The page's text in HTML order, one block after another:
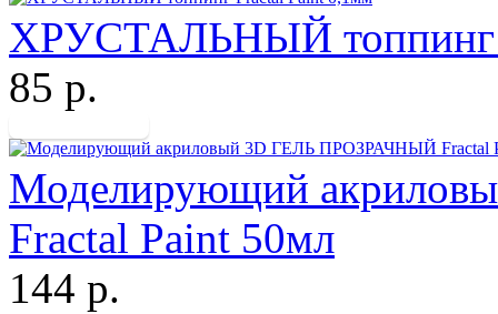
ХРУСТАЛЬНЫЙ топпинг
85 р.
Моделирующий
Fractal Paint 50мл
144 р.